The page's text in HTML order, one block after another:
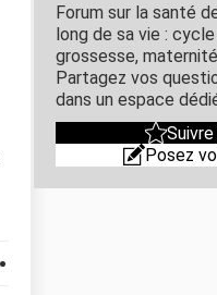
Forum sur la santé
long de sa vie :
grossesse,
Partagez vos
dans un espace
Posez